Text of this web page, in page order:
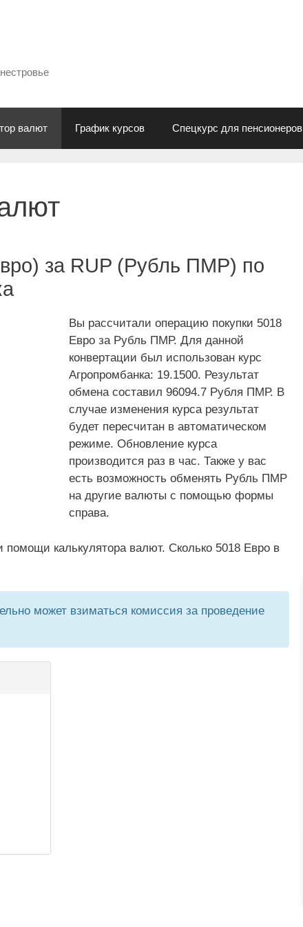
валют График курсов Спецкурс для пенсионеров
за RUP (Рубль ПМР) по
Вы рассчитали операцию покупки 5018
Евро за Рубль ПМР. Для данной
конвертации был использован курс
Агропромбанка: 19.1500. Результат
обмена составил 96094.7 Рубля ПМР. В
случае изменения курса результат
будет пересчитан в автоматическом
режиме. Обновление курса
производится раз в час. Также у вас
есть возможность обменять Рубль ПМР
на другие валюты с помощью формы
справа.
помощи калькулятора валют. Сколько 5018 Евро в
может взиматься комиссия за проведение